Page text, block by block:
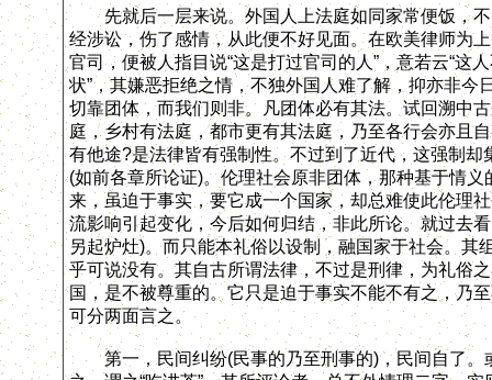
先就后一层来说。外国人上法庭如同家常便饭，不
经涉讼，伤了感情，从此便不好见面。在欧美律师为
官司，便被人指目说“这是打过官司的人”，意若云“这
状”，其嫌恶拒绝之情，不独外国人难了解，抑亦非
切靠团体，而我们则非。凡团体必有其法。试回溯中
庭，乡村有法庭，都市更有其法庭，乃至各行会亦且
有他途?是法律皆有强制性。不过到了近代，这强制
(如前各章所论证)。伦理社会原非团体，那种基于情
来，虽迫于事实，要它成一个国家，却总难使此伦
流影响引起变化，今后如何归结，非此所论。就过去
另起炉灶)。而只能本礼俗以设制，融国家于社会。
乎可说没有。其自古所谓法律，不过是刑律，为礼俗
国，是不被尊重的。它只是迫于事实不能不有之，乃
可分两面言之。
第一，民间纠纷(民事的乃至刑事的)，民间自了。